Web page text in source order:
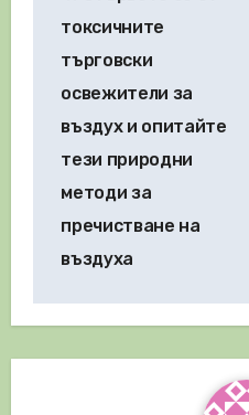
токсичните
търговски
освежители за
въздух и опитайте
тези природни
методи за
пречистване на
въздуха